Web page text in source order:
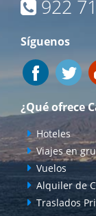
922
Síguenos
¿Qué ofrece
Hoteles
Viajes en
Vuelos
Alquiler de
Traslados